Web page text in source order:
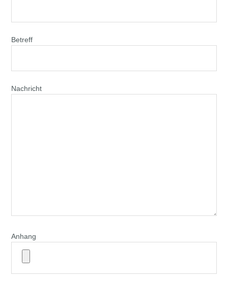
Betreff
Nachricht
Anhang